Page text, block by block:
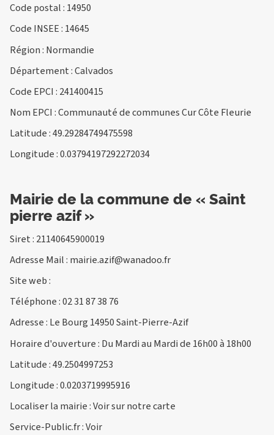
Code postal : 14950
Code INSEE : 14645
Région : Normandie
Département : Calvados
Code EPCI : 241400415
Nom EPCI : Communauté de communes Cur Côte Fleurie
Latitude : 49.29284749475598
Longitude : 0.03794197292272034
Mairie de la commune de « Saint
pierre azif »
Siret : 21140645900019
Adresse Mail : mairie.azif@wanadoo.fr
Site web :
Téléphone :02 31 87 38 76
Adresse : Le Bourg 14950 Saint-Pierre-Azif
Horaire d'ouverture : Du Mardi au Mardi de 16h00 à 18h00
Latitude : 49.2504997253
Longitude : 0.0203719995916
Localiser la mairie :Voir sur notre carte
Service-Public.fr :Voir